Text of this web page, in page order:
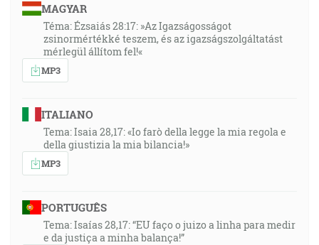
MAGYAR
Téma: Ézsaiás 28:17: »Az Igazságosságot
zsinormértékké teszem, és az igazságszolgáltatást
mérlegül állítom fel!«
MP3
ITALIANO
Tema: Isaia 28,17: «Io farò della legge la mia regola e
della giustizia la mia bilancia!»
MP3
PORTUGUÊS
Tema: Isaías 28,17: “EU faço o juizo a linha para medir
e da justiça a minha balança!”